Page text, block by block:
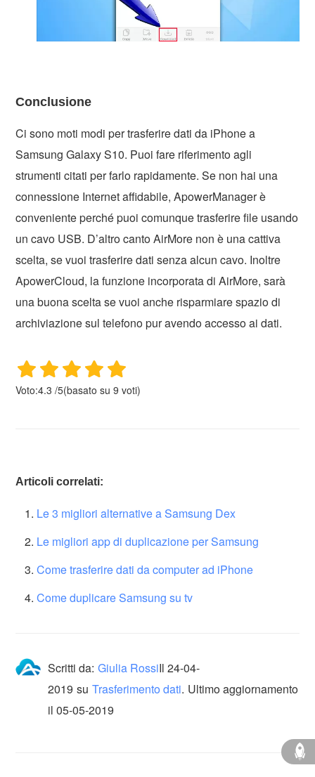
Conclusione
Ci sono moti modi per trasferire dati da iPhone a
Samsung Galaxy S10. Puoi fare riferimento agli
strumenti citati per farlo rapidamente. Se non hai una
connessione Internet affidabile, ApowerManager è
conveniente perché puoi comunque trasferire file usando
un cavo USB. D’altro canto AirMore non è una cattiva
scelta, se vuoi trasferire dati senza alcun cavo. Inoltre
ApowerCloud, la funzione incorporata di AirMore, sarà
una buona scelta se vuoi anche risparmiare spazio di
archiviazione sul telefono pur avendo accesso ai dati.
Voto:4.3 /5(basato su9 voti)
Articoli correlati:
Le 3 migliori alternative a Samsung Dex
Le migliori app di duplicazione per Samsung
Come trasferire dati da computer ad iPhone
Come duplicare Samsung su tv
Scritti da: Giulia RossiIl24-04-
2019 su Trasferimento dati. Ultimo aggiornamento
il 05-05-2019